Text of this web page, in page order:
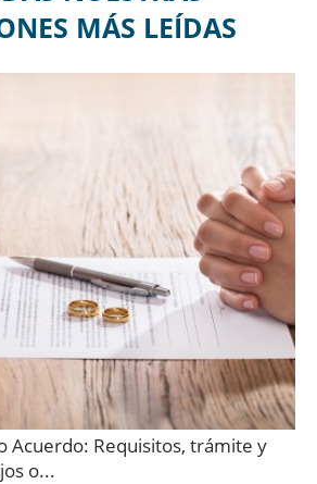
MÁS LEÍDAS
Acuerdo: Requisitos, trámite y
o...